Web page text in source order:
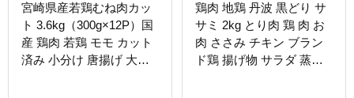
宮崎県産若鶏むね肉カッ
ト 3.6kg（300g×12P）国
産 鶏肉 若鶏 モモ カット
済み 小分け 唐揚げ 大容
鶏肉 地鶏 丹波 黒どり サ
サミ 2kg とり肉 鶏 肉 お
肉 ささみ チキン ブラン
ド鶏 揚げ物 サラダ 蒸し